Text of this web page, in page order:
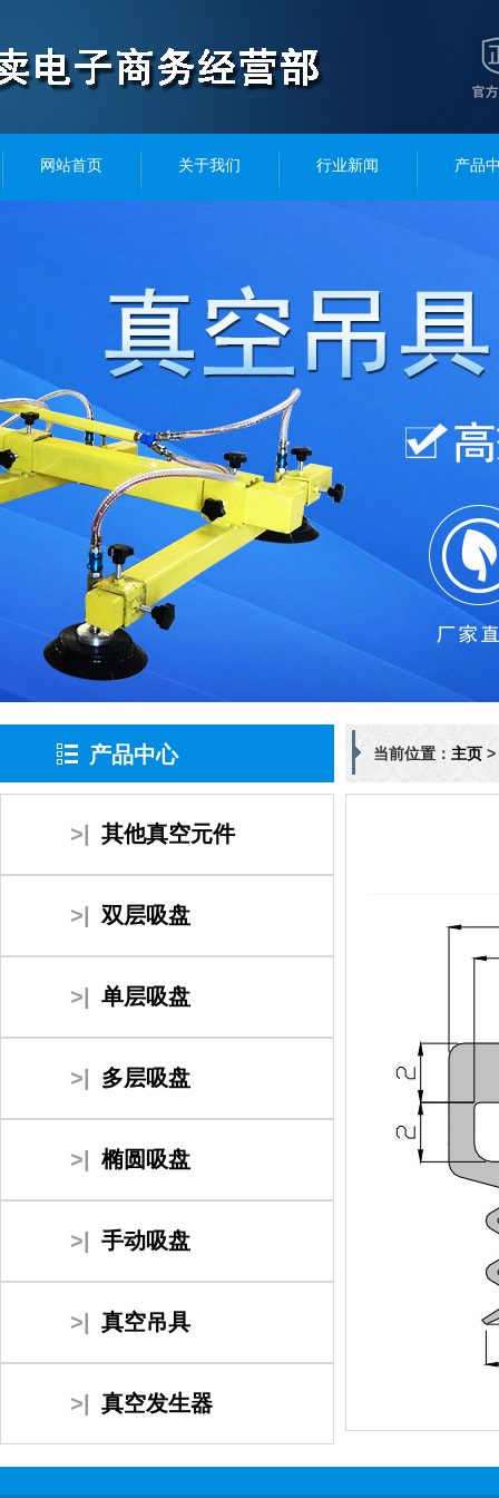
网站首页 关于我们 行业新闻 产品
产品中心 当前位置： 主页 >
>| 其他真空元件
>| 双层吸盘
>| 单层吸盘
>| 多层吸盘
>| 椭圆吸盘
>| 手动吸盘
>| 真空吊具
>| 真空发生器